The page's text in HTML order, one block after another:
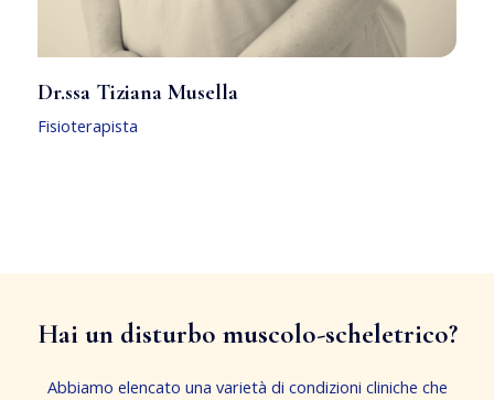
Dr.ssa Tiziana Musella
Fisioterapista
Hai un disturbo muscolo-scheletrico?
Abbiamo elencato una varietà di condizioni cliniche che